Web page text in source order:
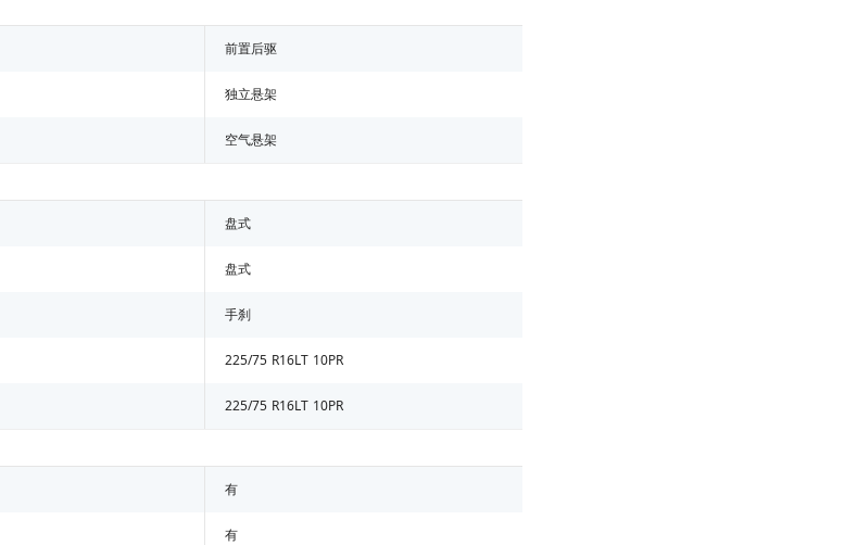
前置后驱
独立悬架
空气悬架
盘式
盘式
手刹
225/75 R16LT 10PR
225/75 R16LT 10PR
有
有